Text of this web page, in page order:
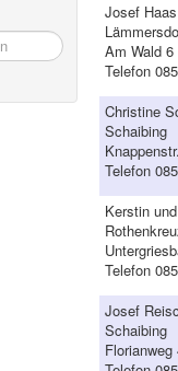
Josef Haas
Am Wald 6
Telefon
Christine
Schaibing
Telefon
Kerstin
Telefon
Josef
Schaibing
Florianweg